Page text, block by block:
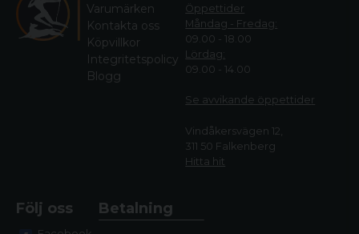
Varumärken
Kontakta oss
Köpvillkor
Integritetspolicy
Blogg
Öppettider
Måndag - Fredag:
09.00 - 18.00
Lördag:
09.00 - 14.00
Se avvikande öppettider
Vindåkersvägen 12,
311 50 Falkenberg
Hitta hit
Följ oss Betalning